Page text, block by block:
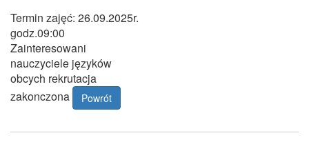
Termin zajęć: 26.09.2025r.
godz.09:00
Zainteresowani
nauczyciele języków
obcych rekrutacja
zakonczona
Powrót